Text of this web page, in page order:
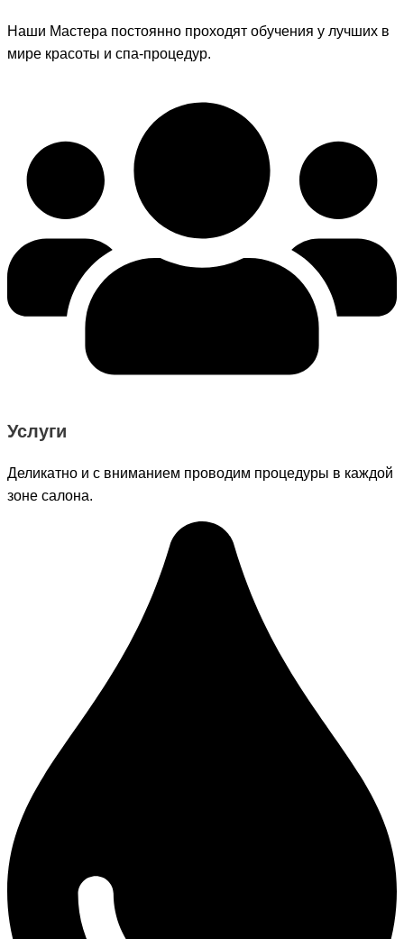
Наши Мастера постоянно проходят обучения у лучших в
мире красоты и спа-процедур.
Услуги
Деликатно и с вниманием проводим процедуры в каждой
зоне салона.